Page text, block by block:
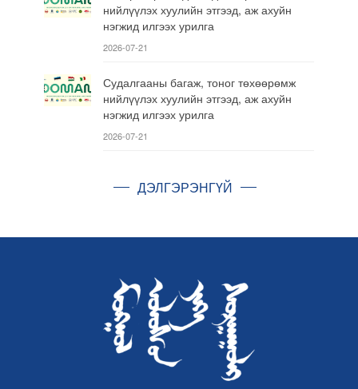
нийлүүлэх хуулийн этгээд, аж ахуйн
нэгжид илгээх урилга
2026-07-21
Судалгааны багаж, тоног төхөөрөмж
нийлүүлэх хуулийн этгээд, аж ахуйн
нэгжид илгээх урилга
2026-07-21
ДЭЛГЭРЭНГҮЙ